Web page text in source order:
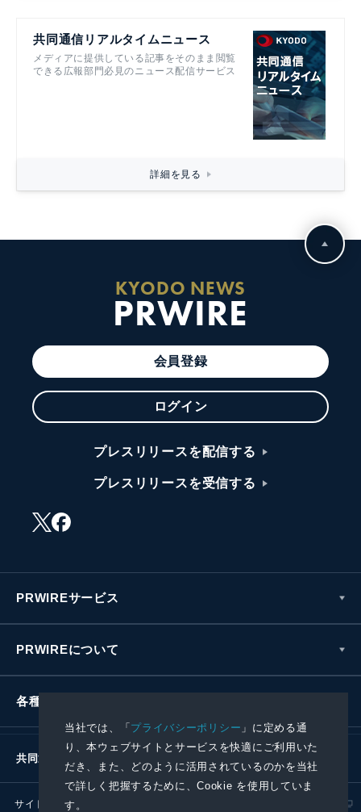
当社では、「プライバシーポリシー 」に定める通
り、本ウェブサイトとサービスを快適にご利用いた
だき、また、どのように活用されているのかを当社
で詳しく把握するために、Cookie を使用していま
す。
共同通信リアルタイムニュース
メディアに提供している記事をそのまま閲覧
できる広報部門必見のニュース配信サービス
詳細を見る
KYODO NEWS
PRWIRE
会員登録
ログイン
プレスリリースを配信する
プレスリリースを受信する
PRWIREサービス
PRWIREについて
各種お問い合わせ
共同通信社グループ
サイトポリシー